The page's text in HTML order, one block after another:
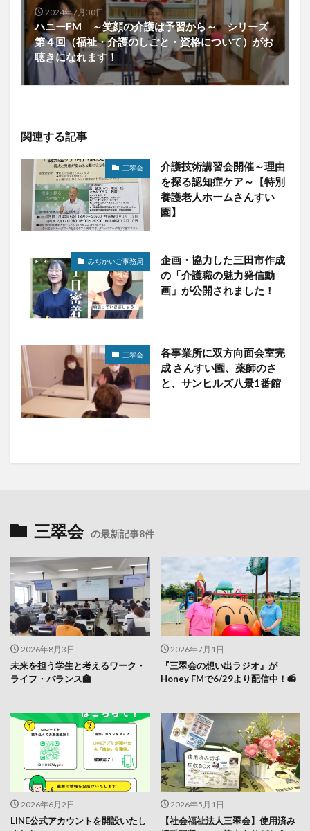
2024年7月30日
ハニーFM ～笑顔の介護は予習から～ シリーズ
第４回（福祉・介護のしごと・資格について）がお
聴きになれます！
関連する記事
三翠会
介護技術講習会開催～理由
を探る認知症ケア～【特別
養護老人ホームさんすい
園】
みぢかいご事務局
企画・協力した三田市作成
の「介護職の魅力発信動
画」が公開されました！
三翠会
各事業所に双方向面会室完
成 さんすい園、薬師のさ
と、サンヒルズ八景1番館
三翠会 の最新記事8件
2026年8月3日
未来を担う学生と考えるワーク・
ライフ・バランス🏫
2026年7月1日
『三翠会の想い出ラジオ』が
Honey FMで6/29より配信中！📻
2026年6月2日
LINE公式アカウントを開設いたし
2026年5月1日
【社会福祉法人三翠会】使用済み